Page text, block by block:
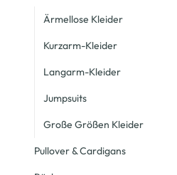
Ärmellose Kleider
Kurzarm-Kleider
Langarm-Kleider
Jumpsuits
Große Größen Kleider
Pullover & Cardigans